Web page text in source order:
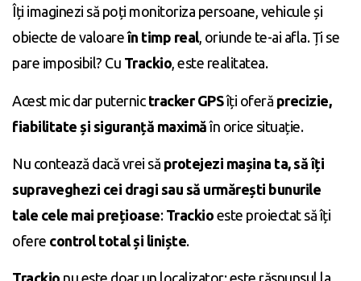
Îți imaginezi să poți monitoriza persoane, vehicule și
obiecte de valoareîn timp real, oriunde te-ai afla. Ți se
pare imposibil? Cu Trackio, este realitatea.
Acest mic dar puternic tracker GPSîți oferă precizie,
fiabilitate și siguranță maximăîn orice situație.
Nu contează dacă vrei să protejezi mașina ta, să îți
supraveghezi cei dragi sau să urmărești bunurile
tale cele mai prețioase: Trackio este proiectat să îți
ofere control total și liniște.